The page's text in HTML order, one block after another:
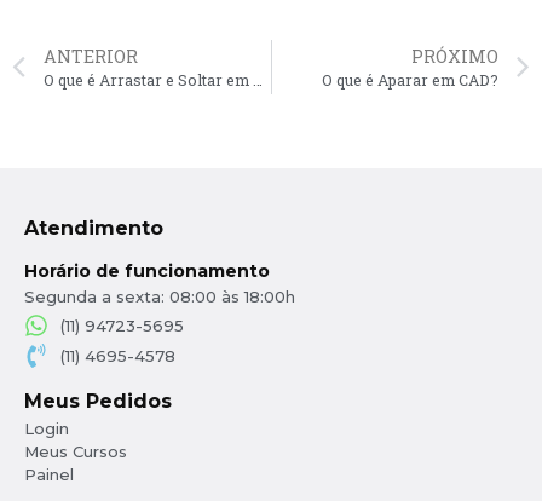
ANTERIOR PRÓXIMO
O que é Aparar em CAD?
Atendimento
Horário de funcionamento
Segunda a sexta: 08:00 às 18:00h
(11) 94723-5695
(11) 4695-4578
Meus Pedidos
Login
Meus Cursos
Painel